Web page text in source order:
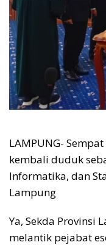
LAMPUNG-
kembali duduk
Informatika, dan
Lampung
Ya, Sekda Provinsi
melantik pejabat